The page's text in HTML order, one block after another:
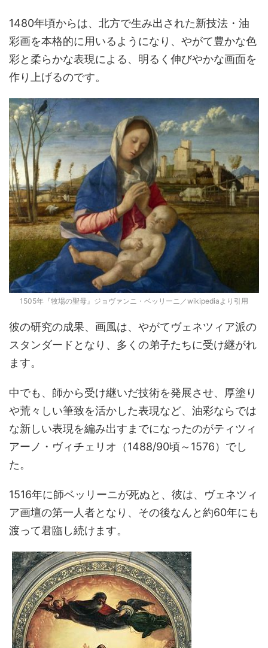
1480年頃からは、北方で生み出された新技法・油
彩画を本格的に用いるようになり、やがて豊かな色
彩と柔らかな表現による、明るく伸びやかな画面を
作り上げるのです。
1505年『牧場の聖母』ジョヴァンニ・ベッリーニ／wikipediaより引用
彼の研究の成果、画風は、やがてヴェネツィア派の
スタンダードとなり、多くの弟子たちに受け継がれ
ます。
中でも、師から受け継いだ技術を発展させ、厚塗り
や荒々しい筆致を活かした表現など、油彩ならでは
な新しい表現を編み出すまでになったのがティツィ
アーノ・ヴィチェリオ（1488/90頃～1576）でし
た。
1516年に師ベッリーニが死ぬと、彼は、ヴェネツィ
ア画壇の第一人者となり、その後なんと約60年にも
渡って君臨し続けます。